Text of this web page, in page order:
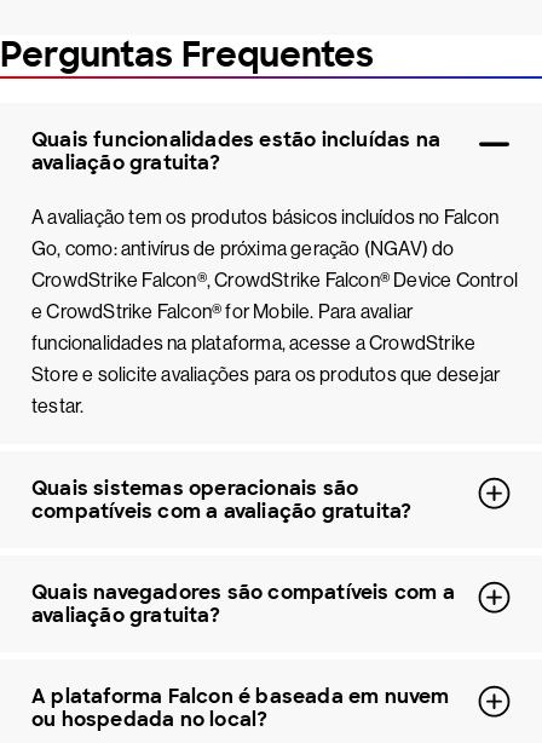
Perguntas Frequentes
Quais funcionalidades estão incluídas na
avaliação gratuita?
A avaliação tem os produtos básicos incluídos no Falcon
Go, como: antivírus de próxima geração (NGAV) do
CrowdStrike Falcon®, CrowdStrike Falcon® Device Control
e CrowdStrike Falcon® for Mobile. Para avaliar
funcionalidades na plataforma, acesse a CrowdStrike
Store e solicite avaliações para os produtos que desejar
testar.
Quais sistemas operacionais são
compatíveis com a avaliação gratuita?
Quais navegadores são compatíveis com a
avaliação gratuita?
A plataforma Falcon é baseada em nuvem
ou hospedada no local?